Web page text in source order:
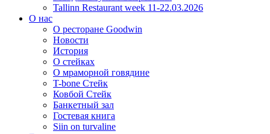
Tallinn Restaurant week 11-22.03.2026
О нас
О ресторане Goodwin
Новости
История
О стейках
О мраморной говядине
T-bone Стейк
Ковбой Стейк
Банкетный зал
Гостевая книга
Siin on turvaline